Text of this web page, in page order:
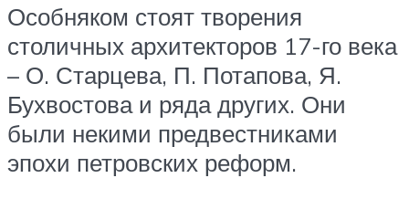
Особняком стоят творения
столичных архитекторов 17-го века
– О. Старцева, П. Потапова, Я.
Бухвостова и ряда других. Они
были некими предвестниками
эпохи петровских реформ.